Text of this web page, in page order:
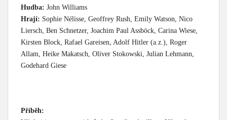
Hudba: John Williams
Hrají: Sophie Nélisse, Geoffrey Rush, Emily Watson, Nico
Liersch, Ben Schnetzer, Joachim Paul Assböck, Carina Wiese,
Kirsten Block, Rafael Gareisen, Adolf Hitler (a.z.), Roger
Allam, Heike Makatsch, Oliver Stokowski, Julian Lehmann,
Godehard Giese
Příběh: